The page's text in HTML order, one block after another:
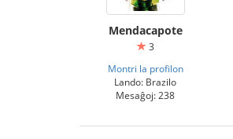
Mendacapote
3
Montri la profilon
Lando: Brazilo
Mesaĝoj: 238